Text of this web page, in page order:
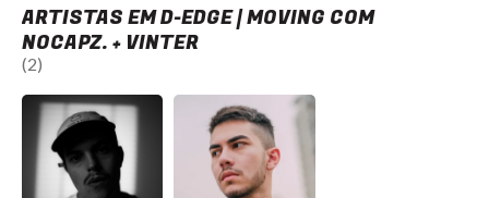
ARTISTAS EM D-EDGE | MOVING COM
NOCAPZ. + VINTER
(2)